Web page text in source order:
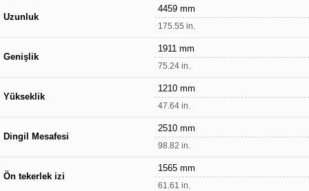
Uzunluk
4459 mm
175.55 in.
Genişlik
1911 mm
75.24 in.
Yükseklik
1210 mm
47.64 in.
Dingil Mesafesi
2510 mm
98.82 in.
Ön tekerlek izi
1565 mm
61.61 in.